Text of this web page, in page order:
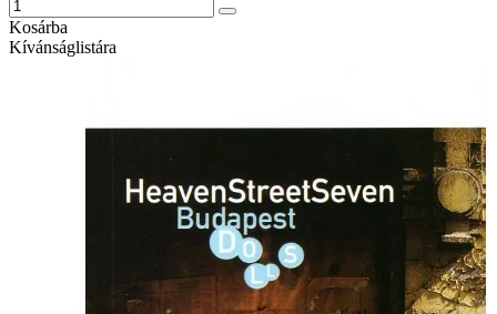
Kosárba
Kívánságlistára